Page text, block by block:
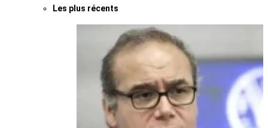
Les plus récents